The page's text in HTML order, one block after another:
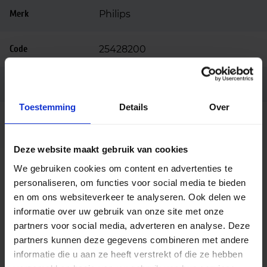
Toestemming Details Over
Deze website maakt gebruik van cookies
We gebruiken cookies om content en advertenties te
personaliseren, om functies voor social media te bieden
en om ons websiteverkeer te analyseren. Ook delen we
informatie over uw gebruik van onze site met onze
partners voor social media, adverteren en analyse. Deze
partners kunnen deze gegevens combineren met andere
informatie die u aan ze heeft verstrekt of die ze hebben
Merk Philips
Code 25428200
Fabrikantnaam
Beschrijving
De Philips Master LED bulb 7.3W 830 E27 A60
helder glas UE (8720169254282) is een krachtige
LED‑lamp met een klassieke A60‑vorm en helder
glas, ontworpen als hoogwaardige vervanger voor
een traditionele 100W gloeilamp. De combinatie